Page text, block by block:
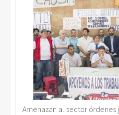
Amenazan al sector órdenes